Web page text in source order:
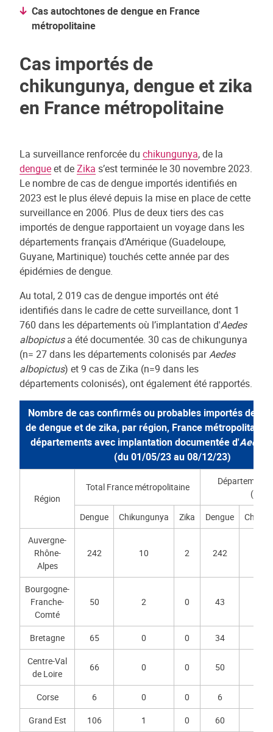
Cas autochtones de dengue en France
métropolitaine
Cas importés de
chikungunya, dengue et zika
en France métropolitaine
La surveillance renforcée du chikungunya, de la
dengueet deZika s’est terminée le 30 novembre 2023.
Le nombre de cas de dengue importés identifiés en
2023 est le plus élevé depuis la mise en place de cette
surveillance en 2006. Plus de deux tiers des cas
importés de dengue rapportaient un voyage dans les
départements français d’Amérique (Guadeloupe,
Guyane, Martinique) touchés cette année par des
épidémies de dengue.
Au total, 2 019 cas de dengue importés ont été
identifiés dans le cadre de cette surveillance, dont 1
760 dans les départements où l’implantation d'Aedes
albopictusa été documentée. 30 cas de chikungunya
(n= 27 dans les départements colonisés parAedes
albopictus) et 9 cas de Zika (n=9 dans les
départements colonisés), ont également été rapportés.
Nombre de cas confirmés ou probables importés de
de dengue et de zika, par région, France
départements avec implantation documentée d'Aedes
(du 01/05/23 au 08/12/23)
Région
Total France métropolitaine
Dengue
Chikungunya Zika Dengue
Auvergne-
Rhône-
Alpes
242 10 2 242
Bourgogne-
Franche-
Comté
50 2 0 43
Bretagne 65 0 0 34
Centre-Val
de Loire
66 0 0 50
Corse 6 0 0 6
Grand Est
106 1 0 60